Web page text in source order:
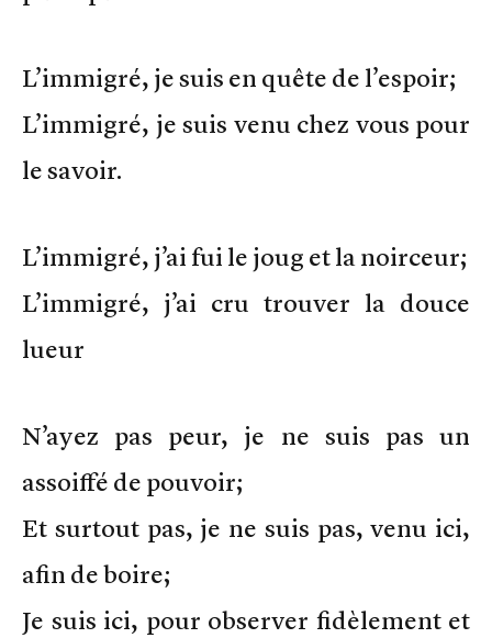
L’immigré, je suis en quête de l’espoir;
L’immigré, je suis venu chez vous pour
le savoir.
L’immigré, j’ai fui le joug et la noirceur;
L’immigré, j’ai cru trouver la douce
lueur
N’ayez pas peur, je ne suis pas un
assoiffé de pouvoir;
Et surtout pas, je ne suis pas, venu ici,
afin de boire;
Je suis ici, pour observer fidèlement et